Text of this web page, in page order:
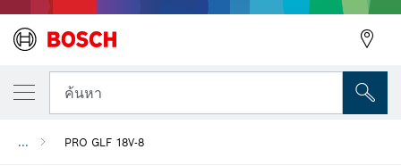
ค้นหา
... PRO GLF 18V-8